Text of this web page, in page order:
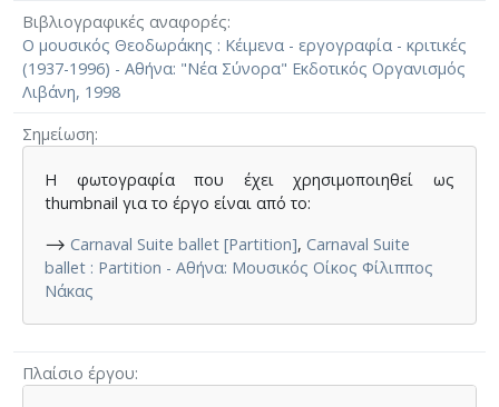
Βιβλιογραφικές αναφορές
Ο μουσικός Θεοδωράκης : Κέιμενα - εργογραφία - κριτικές
(1937-1996) - Αθήνα: "Νέα Σύνορα" Εκδοτικός Οργανισμός
Λιβάνη, 1998
Σημείωση
Η φωτογραφία που έχει χρησιμοποιηθεί ως
thumbnail για το έργο είναι από το:
⟶ Carnaval Suite ballet [Partition], Carnaval Suite
ballet : Partition - Αθήνα: Μουσικός Οίκος Φίλιππος
Νάκας
Πλαίσιο έργου